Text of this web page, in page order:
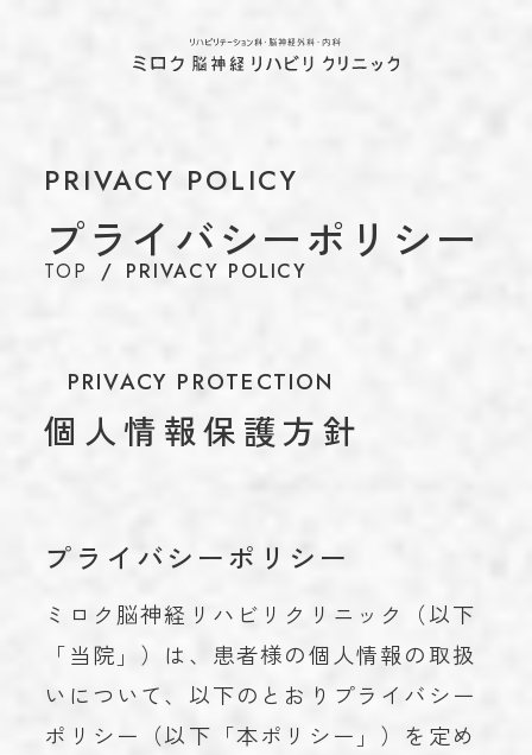
理念
アクセス
施設基準情報などの掲示について
脳神経外科
内科
お知らせ
学術実績 ACHIEVEMENTS
ブログ BLOG
お問い合わせ CONTACT
PRIVACY POLICY
プライバシーポリシー
TOP PRIVACY POLICY
PRIVACY PROTECTION
個人情報保護方針
プライバシーポリシー
ミロク脳神経リハビリクリニック（以下
「当院」）は、患者様の個人情報の取扱
いについて、以下のとおりプライバシー
ポリシー（以下「本ポリシー」）を定め